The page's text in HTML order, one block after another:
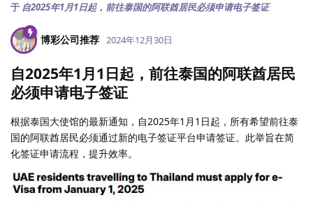
于 自2025年1月1日起，前往泰国的阿联酋居民必须申请电子签证
博彩公司推荐 2024年12月30日
自2025年1月1日起，前往泰国的阿联酋居民
必须申请电子签证
根据泰国大使馆的最新通知，自2025年1月1日起，所有希望前往泰
国的阿联酋居民必须通过新的电子签证平台申请签证。此举旨在简
化签证申请流程，提升效率。